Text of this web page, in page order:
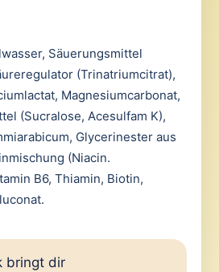
Säuerungsmittel
(Trinatriumcitrat),
Magnesiumcarbonat,
(Sucralose, Acesulfam K),
Glycerinester aus
(Niacin.
B6, Thiamin, Biotin,
bringt dir